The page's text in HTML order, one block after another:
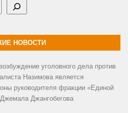
НОВОСТИ
уголовного дела против
Назимова является
руководителя фракции «Единой
Джангобегова